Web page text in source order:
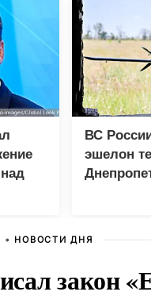
ВС
эшелон
• НОВОСТИ ДНЯ
закон